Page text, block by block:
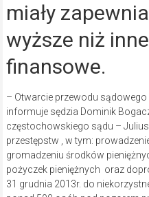
miały
wyższe niż
finansowe.
– Otwarcie przewodu
informuje sędzia Dominik
częstochowskiego sądu –
przestępstw , w tym:
gromadzeniu środków
pożyczek pieniężnych oraz
31 grudnia 2013r. do